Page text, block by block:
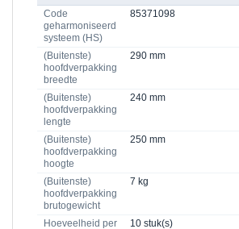
Code
geharmoniseerd
systeem (HS)
85371098
(Buitenste)
hoofdverpakking
breedte
290 mm
(Buitenste)
hoofdverpakking
lengte
240 mm
(Buitenste)
hoofdverpakking
hoogte
250 mm
(Buitenste)
hoofdverpakking
brutogewicht
7 kg
Hoeveelheid per
10 stuk(s)